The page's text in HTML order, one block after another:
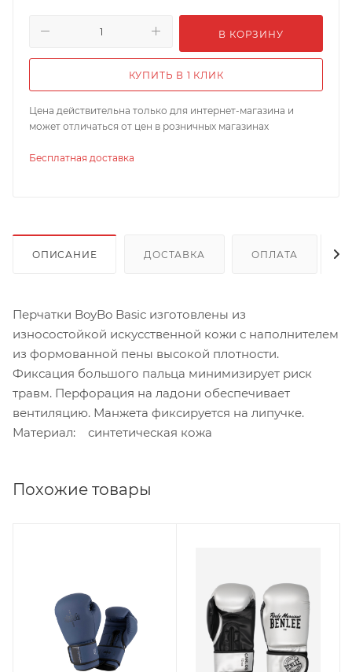
В КОРЗИНУ
КУПИТЬ В 1 КЛИК
Цена действительна только для интернет-магазина и
может отличаться от цен в розничных магазинах
Бесплатная доставка
ОПИСАНИЕ ДОСТАВКА ОПЛАТА
Перчатки BoyBo Basic изготовлены из
износостойкой искусственной кожи с наполнителем
из формованной пены высокой плотности.
Фиксация большого пальца минимизирует риск
травм. Перфорация на ладони обеспечивает
вентиляцию. Манжета фиксируется на липучке.
Материал: синтетическая кожа
Похожие товары